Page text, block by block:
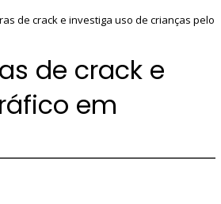
de crack e investiga uso de crianças pelo
de crack e
em